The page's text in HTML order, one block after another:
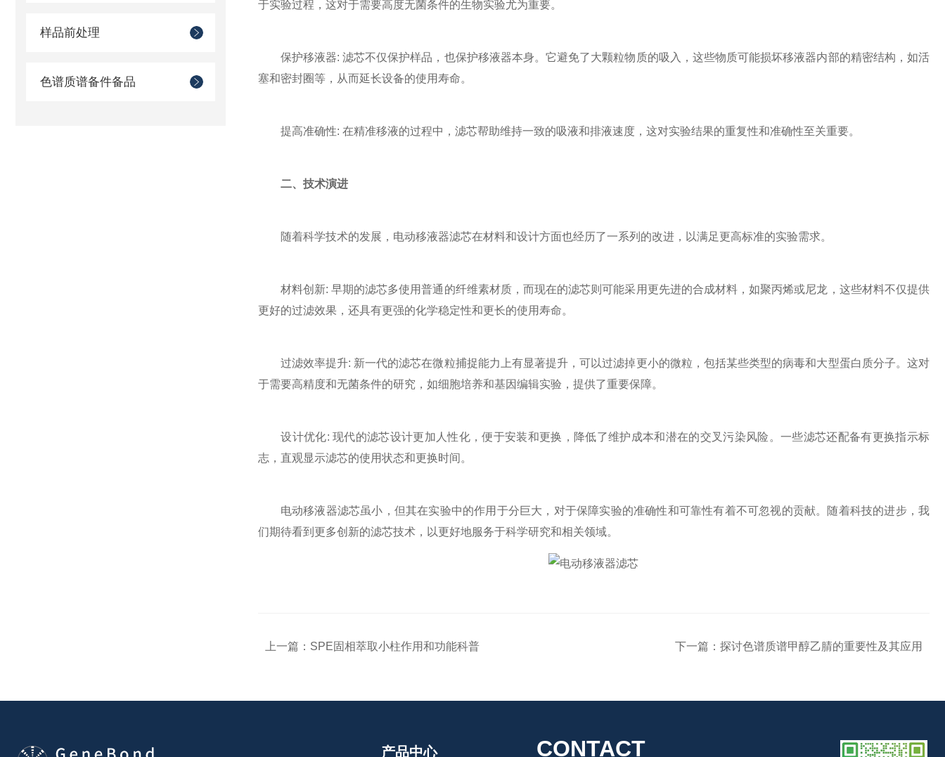
样品前处理
色谱质谱备件备品
于实验过程，这对于需要高度无菌条件的生物实验尤为重要。
保护移液器: 滤芯不仅保护样品，也保护移液器本身。它避免了大颗粒物质的吸入，这些物质可能损坏移液器内部的精密结构，如活
塞和密封圈等，从而延长设备的使用寿命。
提高准确性: 在精准移液的过程中，滤芯帮助维持一致的吸液和排液速度，这对实验结果的重复性和准确性至关重要。
二、技术演进
随着科学技术的发展，电动移液器滤芯在材料和设计方面也经历了一系列的改进，以满足更高标准的实验需求。
材料创新: 早期的滤芯多使用普通的纤维素材质，而现在的滤芯则可能采用更先进的合成材料，如聚丙烯或尼龙，这些材料不仅提供
更好的过滤效果，还具有更强的化学稳定性和更长的使用寿命。
过滤效率提升: 新一代的滤芯在微粒捕捉能力上有显著提升，可以过滤掉更小的微粒，包括某些类型的病毒和大型蛋白质分子。这对
于需要高精度和无菌条件的研究，如细胞培养和基因编辑实验，提供了重要保障。
设计优化: 现代的滤芯设计更加人性化，便于安装和更换，降低了维护成本和潜在的交叉污染风险。一些滤芯还配备有更换指示标
志，直观显示滤芯的使用状态和更换时间。
电动移液器滤芯虽小，但其在实验中的作用于分巨大，对于保障实验的准确性和可靠性有着不可忽视的贡献。随着科技的进步，我
们期待看到更多创新的滤芯技术，以更好地服务于科学研究和相关领域。
上一篇： SPE固相萃取小柱作用和功能科普 下一篇： 探讨色谱质谱甲醇乙腈的重要性及其应用
产品中心 CONTACT